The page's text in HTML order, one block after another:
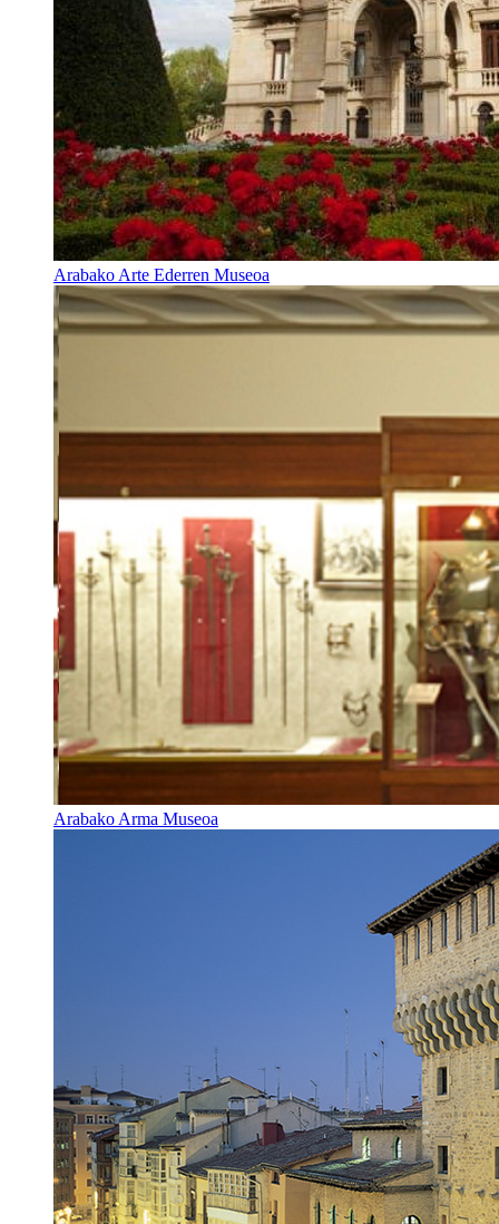
Arabako Arte Ederren Museoa
Arabako Arma Museoa